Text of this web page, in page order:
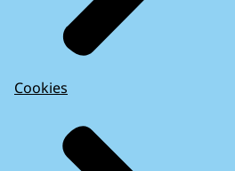
Cookies